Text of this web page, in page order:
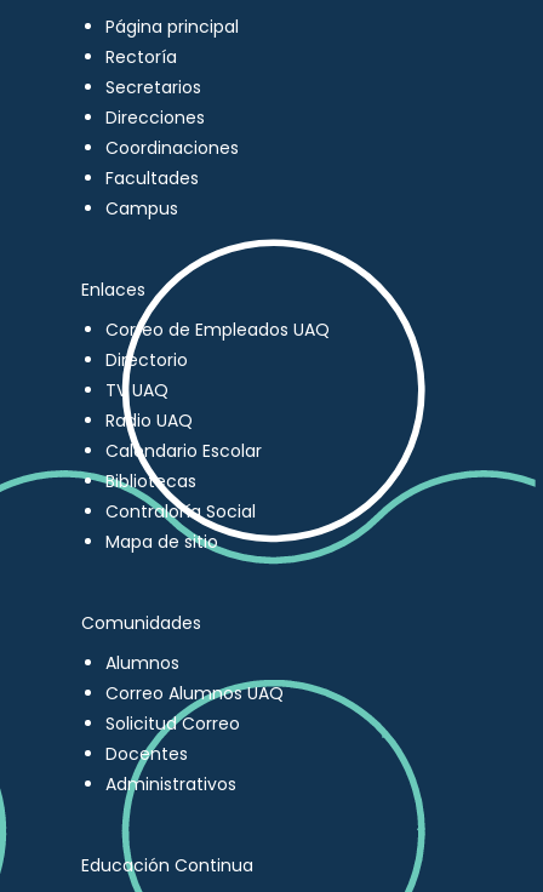
Página principal
Rectoría
Secretarios
Direcciones
Coordinaciones
Facultades
Campus
Enlaces
Correo de Empleados UAQ
Directorio
TV UAQ
Radio UAQ
Calendario Escolar
Bibliotecas
Contraloría Social
Mapa de sitio
Comunidades
Alumnos
Correo Alumnos UAQ
Solicitud Correo
Docentes
Administrativos
Educación Continua